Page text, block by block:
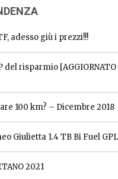
adesso giù i prezzi!!!
del risparmio [AGGIORNATO
100 km? – Dicembre 2018
Giulietta 1.4 TB Bi Fuel
2021